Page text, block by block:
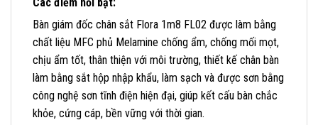
Bàn giám đốc chân sắt Flora 1m8 FL02 được làm bằng
chất liệu MFC phủ Melamine chống ẩm, chống mối mọt,
chịu ẩm tốt, thân thiện với môi trường, thiết kế chân bàn
làm bằng sắt hộp nhập khẩu, làm sạch và được sơn bằng
công nghệ sơn tĩnh điện hiện đại, giúp kết cấu bàn chắc
khỏe, cứng cáp, bền vững với thời gian.